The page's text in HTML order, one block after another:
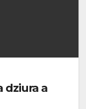
dziura a